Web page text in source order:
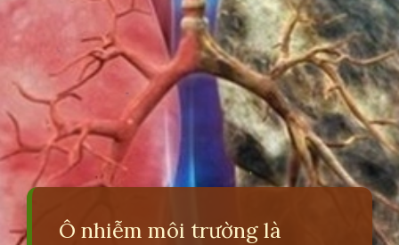
Ô nhiễm môi trường là